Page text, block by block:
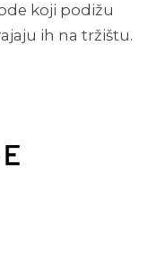
koji podižu
ih na tržištu.